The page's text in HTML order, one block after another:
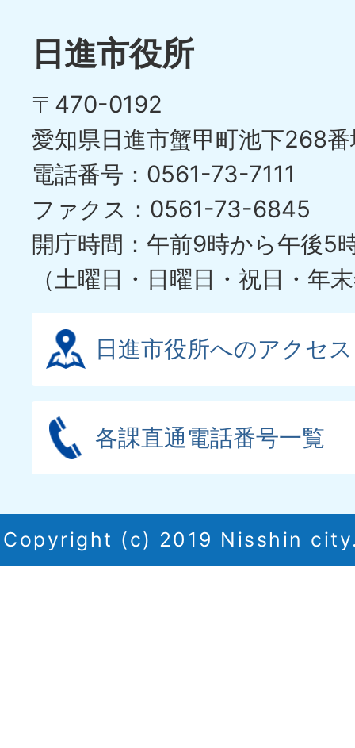
イ
目
の
ス
ラ
イ
ド
日進市役所
〒470-0192
愛知県日進市蟹甲町池下268
電話番号：0561-73-7111
ファクス：0561-73-6845
開庁時間：午前9時から午後5
（土曜日・日曜日・祝日・年
日進市役所へのアクセス
各課直通電話番号一覧
Copyright (c) 2019 Nisshin